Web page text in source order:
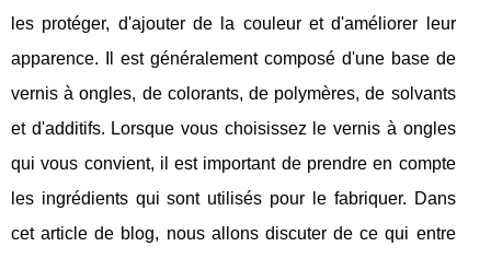
les protéger, d'ajouter de la couleur et d'améliorer leur
apparence. Il est généralement composé d'une base de
vernis à ongles, de colorants, de polymères, de solvants
et d'additifs. Lorsque vous choisissez le vernis à ongles
qui vous convient, il est important de prendre en compte
les ingrédients qui sont utilisés pour le fabriquer. Dans
cet article de blog, nous allons discuter de ce qui entre